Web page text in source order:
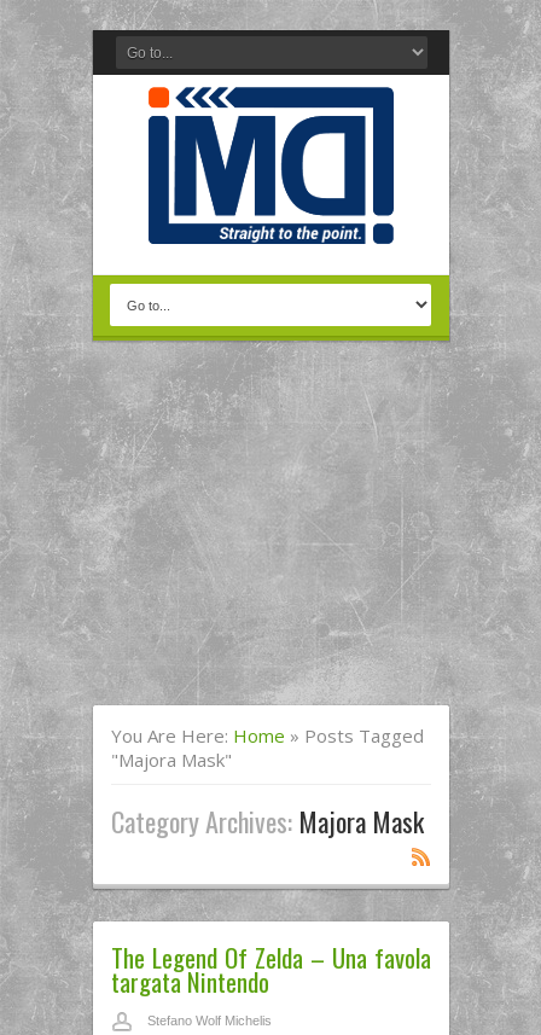
You Are Here: Home » Posts Tagged
"Majora Mask"
Category Archives: Majora Mask
The Legend Of Zelda – Una favola
targata Nintendo
Stefano Wolf Michelis